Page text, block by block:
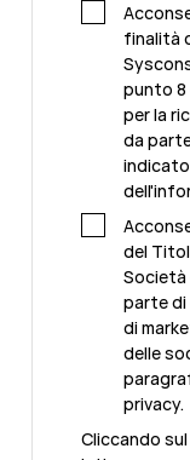
finalità
punto 8
per la
da
del
Società
parte di
di
delle
privacy.
Cliccando sul